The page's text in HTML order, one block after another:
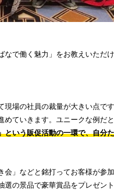
で働く魅力」をお教えいただ
場の社員の裁量が大きい点で
ていきます。ユニークな例だ
いう販促活動の一環で、自分
会」などと銘打ってお客様が参
の景品で豪華賞品をプレゼン